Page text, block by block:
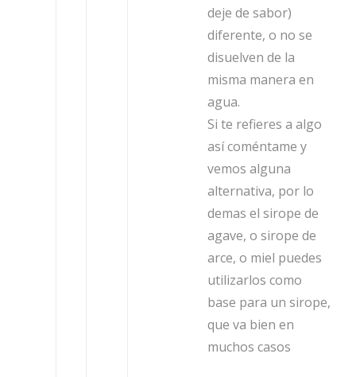
deje de sabor)
diferente, o no se
disuelven de la
misma manera en
agua.
Si te refieres a algo
así coméntame y
vemos alguna
alternativa, por lo
demas el sirope de
agave, o sirope de
arce, o miel puedes
utilizarlos como
base para un sirope,
que va bien en
muchos casos